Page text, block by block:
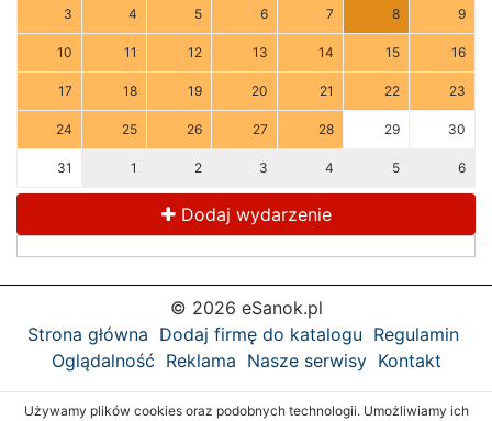
3 4 5 6 7 8 9
10 11 12 13 14 15 16
17 18 19 20 21 22 23
24 25 26 27 28 29 30
31 1 2 3 4 5 6
Dodaj wydarzenie
© 2026 eSanok.pl
Strona główna Dodaj firmę do katalogu Regulamin
Oglądalność Reklama Nasze serwisy Kontakt
Używamy plików cookies oraz podobnych technologii. Umożliwiamy ich